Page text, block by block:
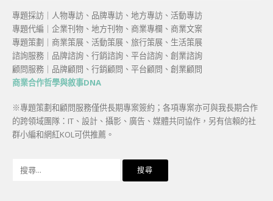
專題採訪｜人物專訪、品牌專訪、地方專訪、活動專訪
專題代編｜企業刊物、地方刊物、商業專欄、商業文案
專題策劃｜商業策展、活動策展、旅行策展、生活策展
諮詢服務｜品牌諮詢、行銷諮詢、平台諮詢、創業諮詢
顧問服務｜品牌顧問、行銷顧問、平台顧問、創業顧問
商業合作哲學與敘事DNA
※專題策劃和顧問服務僅供長期專案簽約；各項專案亦可與我長期合作
的跨領域團隊：IT、設計、攝影、廣告、媒體共同協作，另有信賴的社
群小編和網紅KOL可供推薦。